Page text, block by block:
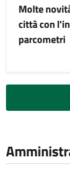
Molte
città con
parcometri